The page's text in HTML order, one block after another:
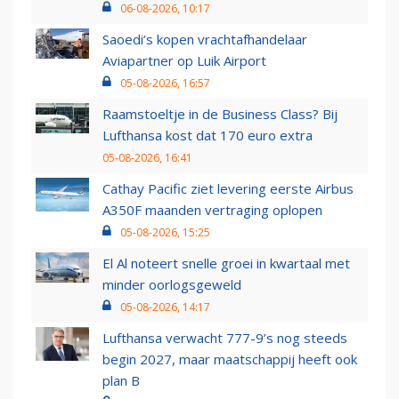
06-08-2026, 10:17
Saoedi’s kopen vrachtafhandelaar
Aviapartner op Luik Airport
05-08-2026, 16:57
Raamstoeltje in de Business Class? Bij
Lufthansa kost dat 170 euro extra
05-08-2026, 16:41
Cathay Pacific ziet levering eerste Airbus
A350F maanden vertraging oplopen
05-08-2026, 15:25
El Al noteert snelle groei in kwartaal met
minder oorlogsgeweld
05-08-2026, 14:17
Lufthansa verwacht 777-9’s nog steeds
begin 2027, maar maatschappij heeft ook
plan B